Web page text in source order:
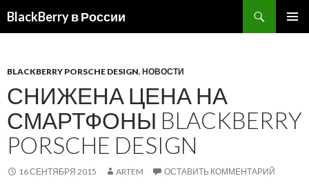
BlackBerry в России
BLACKBERRY PORSCHE DESIGN, НОВОСТИ
СНИЖЕНА ЦЕНА НА
СМАРТФОНЫ BLACKBERRY
PORSCHE DESIGN
16 СЕНТЯБРЯ 2015 ARTEM ОСТАВИТЬ КОММЕНТАРИЙ